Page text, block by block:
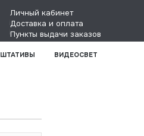
Личный кабинет
Доставка и оплата
Пункты выдачи заказов
ШТАТИВЫ ВИДЕОСВЕТ